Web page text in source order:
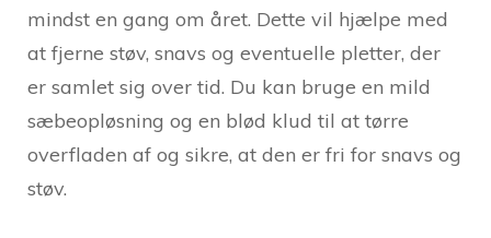
mindst en gang om året. Dette vil hjælpe med
at fjerne støv, snavs og eventuelle pletter, der
er samlet sig over tid. Du kan bruge en mild
sæbeopløsning og en blød klud til at tørre
overfladen af og sikre, at den er fri for snavs og
støv.